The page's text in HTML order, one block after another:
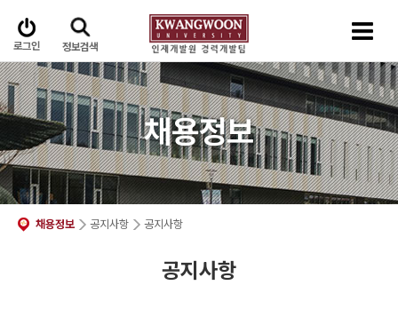
로그인 정보검색
채용정보
채용정보 공지사항 공지사항
공지사항